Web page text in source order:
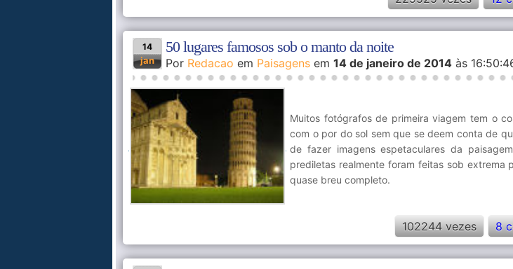
14
jan
50 lugares famosos sob o manto da noite
Por Redacao em Paisagens em 14 de janeiro de 2014 às
Muitos fotógrafos de primeira viagem tem o
com o por do sol sem que se deem conta de
de fazer imagens espetaculares da
prediletas realmente foram feitas sob extrema
quase breu completo.
8
102244 vezes